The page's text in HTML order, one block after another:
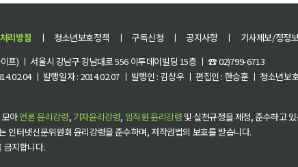
리방침 ㅣ 청소년보호정책 ㅣ 구독신청 ㅣ 공지사항 ㅣ 기사제보/정정
프) ㅣ 서울시 강남구 강남대로 556 이투데이빌딩 15층 ㅣ ☎ 02)799-6713
ㅣ 발행일자 : 2014.02.07 ㅣ 발행인 : 김상우 ㅣ 편집인 : 한승훈 ㅣ 청소년보
아언론 윤리강령, 기자윤리강령, 임직원 윤리강령 및 실천규정을 제정, 준수하고
인터넷신문위원회 윤리강령을 준수하며, 저작권법의 보호를 받습니다.
금지합니다.